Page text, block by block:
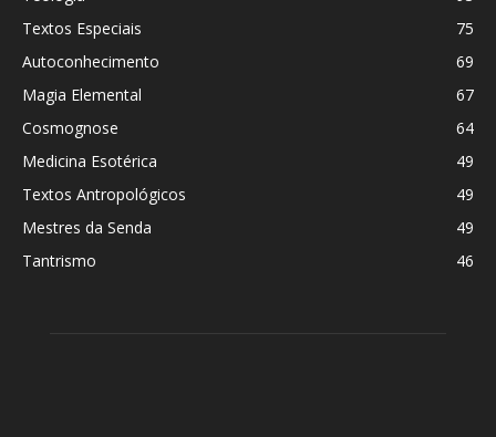
Textos Especiais
75
Autoconhecimento
69
Magia Elemental
67
Cosmognose
64
Medicina Esotérica
49
Textos Antropológicos
49
Mestres da Senda
49
Tantrismo
46